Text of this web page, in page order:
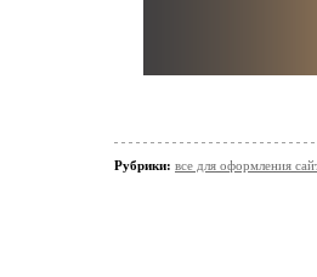
Рубрики: все для оформления